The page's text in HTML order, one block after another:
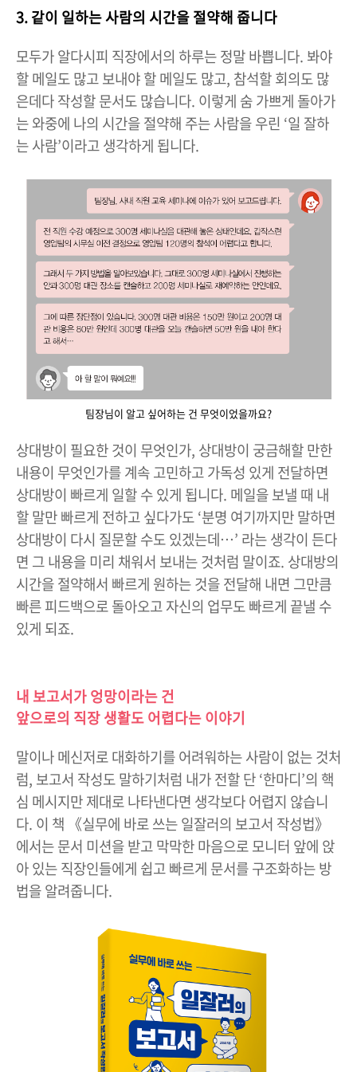
3. 같이 일하는 사람의 시간을 절약해 줍니다
모두가 알다시피 직장에서의 하루는 정말 바쁩니다. 봐야
할 메일도 많고 보내야 할 메일도 많고, 참석할 회의도 많
은데다 작성할 문서도 많습니다. 이렇게 숨 가쁘게 돌아가
는 와중에 나의 시간을 절약해 주는 사람을 우린 ‘일 잘하
는 사람’이라고 생각하게 됩니다.
팀장님이 알고 싶어하는 건 무엇이었을까요?
상대방이 필요한 것이 무엇인가, 상대방이 궁금해할 만한
내용이 무엇인가를 계속 고민하고 가독성 있게 전달하면
상대방이 빠르게 일할 수 있게 됩니다. 메일을 보낼 때 내
할 말만 빠르게 전하고 싶다가도 ‘분명 여기까지만 말하면
상대방이 다시 질문할 수도 있겠는데…’ 라는 생각이 든다
면 그 내용을 미리 채워서 보내는 것처럼 말이죠. 상대방의
시간을 절약해서 빠르게 원하는 것을 전달해 내면 그만큼
빠른 피드백으로 돌아오고 자신의 업무도 빠르게 끝낼 수
있게 되죠.
내 보고서가 엉망이라는 건
앞으로의 직장 생활도 어렵다는 이야기
말이나 메신저로 대화하기를 어려워하는 사람이 없는 것처
럼, 보고서 작성도 말하기처럼 내가 전할 단 ‘한마디’의 핵
심 메시지만 제대로 나타낸다면 생각보다 어렵지 않습니
다. 이 책 《실무에 바로 쓰는 일잘러의 보고서 작성법》
에서는 문서 미션을 받고 막막한 마음으로 모니터 앞에 앉
아 있는 직장인들에게 쉽고 빠르게 문서를 구조화하는 방
법을 알려줍니다.